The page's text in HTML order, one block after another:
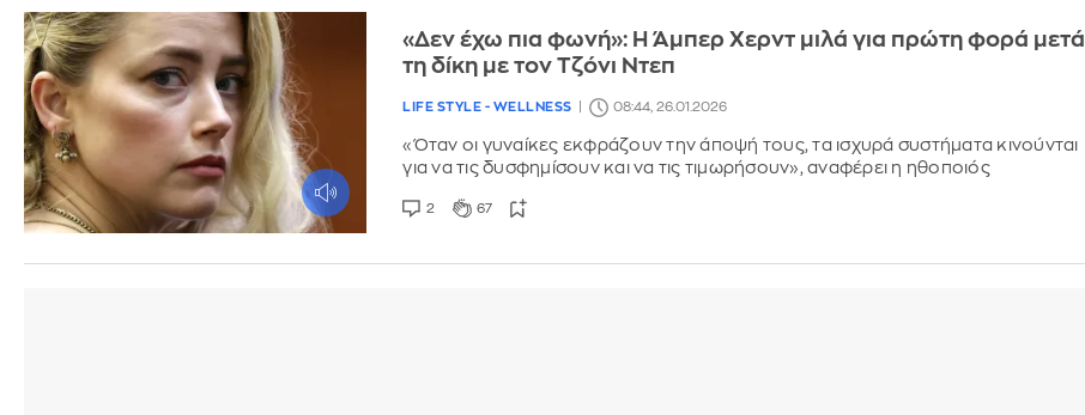
«Δεν έχω πια φωνή»: Η Άμπερ Χερντ μιλά για πρώτη φορά μετά
τη δίκη με τον Τζόνι Ντεπ
LIFE STYLE - WELLNESS 08:44, 26.01.2026
«Όταν οι γυναίκες εκφράζουν την άποψή τους, τα ισχυρά συστήματα κινούνται
για να τις δυσφημίσουν και να τις τιμωρήσουν», αναφέρει η ηθοποιός
2 67